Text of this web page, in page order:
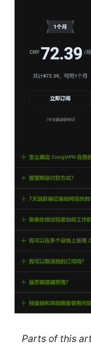
Parts of this